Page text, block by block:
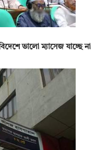
বিদেশে ভালো ম্যাসেজ যাচ্ছে না